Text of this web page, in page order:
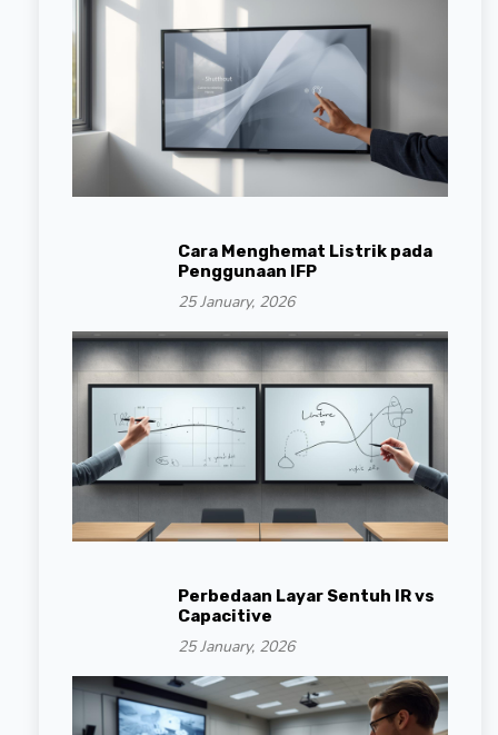
Cara Menghemat Listrik pada
Penggunaan IFP
25 January, 2026
Perbedaan Layar Sentuh IR vs
Capacitive
25 January, 2026